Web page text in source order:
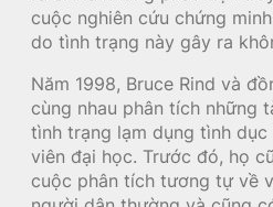
cuộc nghiên cứu chứng
do tình trạng này gây ra
Năm 1998, Bruce Rind và
cùng nhau phân tích những
tình trạng lạm dụng tình
viên đại học. Trước đó, họ
cuộc phân tích tương tự về